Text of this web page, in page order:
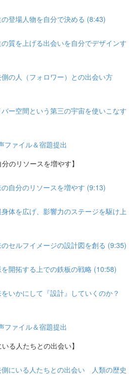
登場人物を自分で決める (8:43)
質を上げる出会いを自分でデザインす
の人（フォロワー）との出会い方
ー空間という第三の宇宙を使いこなす
ァイル＆宿題提出
のリソースを増やす】
自分のリソースを増やす (9:13)
体を広げ、影響力のステージを駆け上
セルフイメージの設計図を創る (9:35)
開拓する上での鉄板の戦略 (10:58)
いかにして『設計』していくのか？
ァイル＆宿題提出
る人たちとの出会い】
にいる人たちとの出会い 人類の歴史